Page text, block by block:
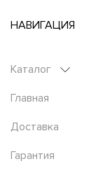
НАВИГАЦИЯ
Каталог
Главная
Доставка
Гарантия